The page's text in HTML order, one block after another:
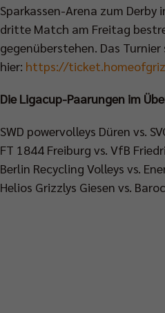
Sparkassen-Arena zum Derby
dritte Match am Freitag
gegenüberstehen. Das
hier: https://
Die Ligacup-Paarungen im
SWD powervolleys Düren vs.
FT 1844 Freiburg vs. VfB
Berlin Recycling Volleys vs.
Helios Grizzlys Giesen vs.